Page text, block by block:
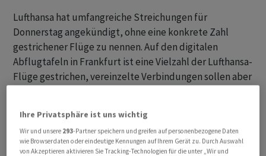
Lufthansa hat umfangreiche Streichungen für
Donnerstag angekündigt, ohne eine konkrete Zahl
gestrichener Flüge zu nennen. Auf den digitalen
Abflugtafeln in Frankfurt ist eine Vielzahl der Lufthansa-
Flüge gestrichen, vereinzelte Verbindungen sollen aber
Betroffene Passagiere würden in jedem Fall automatisch
benachrichtigt.
Ihre Privatsphäre ist uns wichtig
Wir und unsere 293-Partner speichern und greifen auf personenbezogene Daten
wie Browserdaten oder eindeutige Kennungen auf Ihrem Gerät zu. Durch Auswahl
von Akzeptieren aktivieren Sie Tracking-Technologien für die unter „Wir und